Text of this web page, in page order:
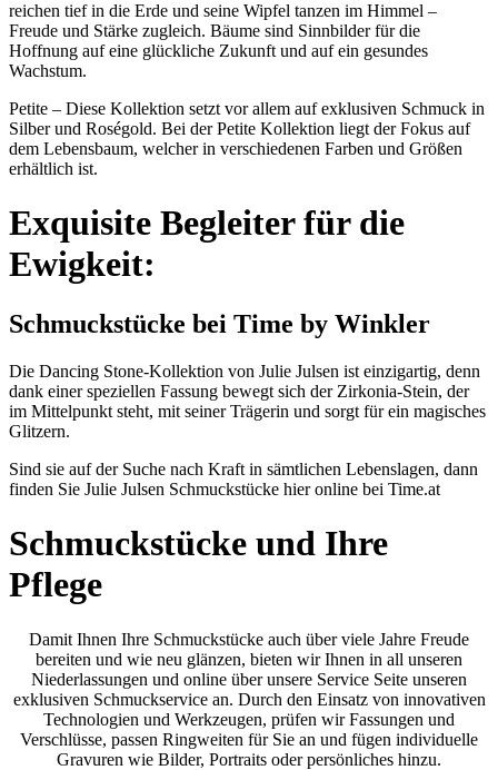
reichen tief in die Erde und seine Wipfel tanzen im Himmel –
Freude und Stärke zugleich. Bäume sind Sinnbilder für die
Hoffnung auf eine glückliche Zukunft und auf ein gesundes
Wachstum.
Petite – Diese Kollektion setzt vor allem auf exklusiven Schmuck in
Silber und Roségold. Bei der Petite Kollektion liegt der Fokus auf
dem Lebensbaum, welcher in verschiedenen Farben und Größen
erhältlich ist.
Exquisite Begleiter für die
Ewigkeit:
Schmuckstücke bei Time by Winkler
Die Dancing Stone-Kollektion von Julie Julsen ist einzigartig, denn
dank einer speziellen Fassung bewegt sich der Zirkonia-Stein, der
im Mittelpunkt steht, mit seiner Trägerin und sorgt für ein magisches
Glitzern.
Sind sie auf der Suche nach Kraft in sämtlichen Lebenslagen, dann
finden Sie Julie Julsen Schmuckstücke hier online bei Time.at
Schmuckstücke und Ihre
Pflege
Damit Ihnen Ihre Schmuckstücke auch über viele Jahre Freude
bereiten und wie neu glänzen, bieten wir Ihnen in all unseren
Niederlassungen und online über unsere Service Seite unseren
exklusiven Schmuckservice an. Durch den Einsatz von innovativen
Technologien und Werkzeugen, prüfen wir Fassungen und
Verschlüsse, passen Ringweiten für Sie an und fügen individuelle
Gravuren wie Bilder, Portraits oder persönliches hinzu.